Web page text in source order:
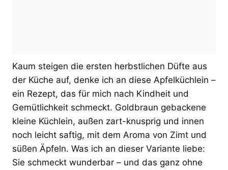
Kaum steigen die ersten herbstlichen Düfte aus
der Küche auf, denke ich an diese Apfelküchlein –
ein Rezept, das für mich nach Kindheit und
Gemütlichkeit schmeckt. Goldbraun gebackene
kleine Küchlein, außen zart-knusprig und innen
noch leicht saftig, mit dem Aroma von Zimt und
süßen Äpfeln. Was ich an dieser Variante liebe:
Sie schmeckt wunderbar – und das ganz ohne